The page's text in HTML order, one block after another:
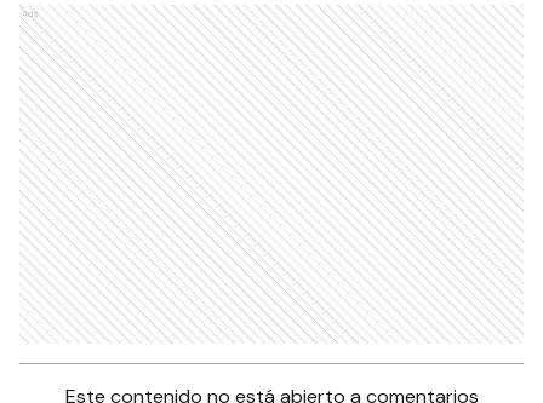
Ads
Este contenido no está abierto a comentarios